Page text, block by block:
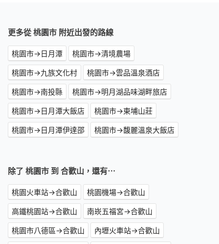
更多從 桃園市 附近出發的路線
桃園市→日月潭
桃園市→清境農場
桃園市→九族文化村
桃園市→雲品溫泉酒店
桃園市→南投縣
桃園市→明月湖品味湖畔旅店
桃園市→日月潭大飯店
桃園市→東埔山莊
桃園市→日月潭伊達邵
桃園市→馥麗溫泉大飯店
除了 桃園市 到 合歡山，還有⋯
桃園火車站→合歡山
桃園機場→合歡山
高鐵桃園站→合歡山
南崁五福宮→合歡山
桃園市八德區→合歡山
內壢火車站→合歡山